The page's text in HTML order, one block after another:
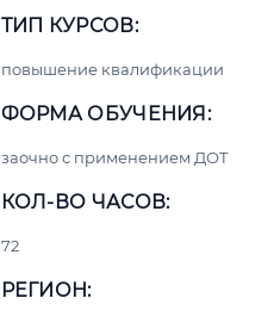
ТИП КУРСОВ:
повышение квалификации
ФОРМА ОБУЧЕНИЯ:
заочно с применением ДОТ
КОЛ-ВО ЧАСОВ:
72
РЕГИОН: